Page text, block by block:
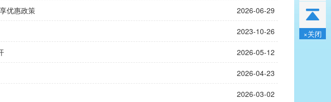
优惠政策 2026-06-29
2023-10-26
2026-05-12
2026-04-23
2026-03-02
×关闭